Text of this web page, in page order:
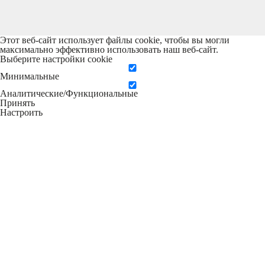
Этот веб-сайт использует файлы cookie, чтобы вы могли
максимально эффективно использовать наш веб-сайт.
Выберите настройки cookie
Минимальные
Аналитические/Функциональные
Принять
Настроить